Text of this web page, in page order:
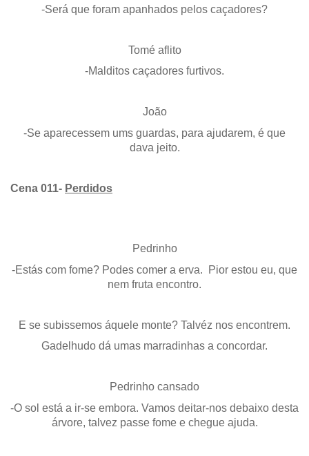
-Será que foram apanhados pelos caçadores?
Tomé aflito
-Malditos caçadores furtivos.
João
-Se aparecessem ums guardas, para ajudarem, é que
dava jeito.
Cena 011- Perdidos
Pedrinho
-Estás com fome? Podes comer a erva. Pior estou eu, que
nem fruta encontro.
E se subissemos áquele monte? Talvéz nos encontrem.
Gadelhudo dá umas marradinhas a concordar.
Pedrinho cansado
-O sol está a ir-se embora. Vamos deitar-nos debaixo desta
árvore, talvez passe fome e chegue ajuda.